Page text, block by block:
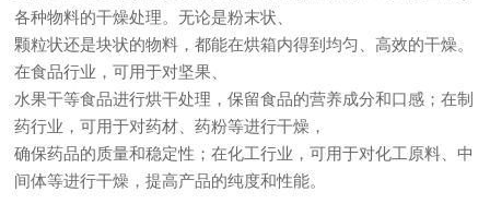
各种物料的干燥处理。无论是粉末状、
颗粒状还是块状的物料，都能在烘箱内得到均匀、高效的干燥。
在食品行业，可用于对坚果、
水果干等食品进行烘干处理，保留食品的营养成分和口感；在制
药行业，可用于对药材、药粉等进行干燥，
确保药品的质量和稳定性；在化工行业，可用于对化工原料、中
间体等进行干燥，提高产品的纯度和性能。